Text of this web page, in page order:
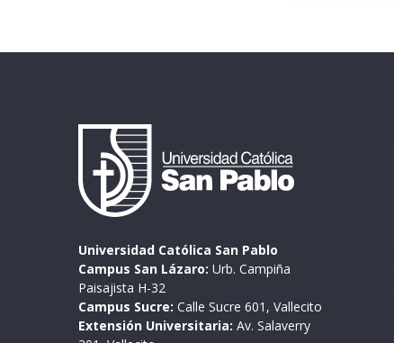
Universidad Católica San Pablo
Campus San Lázaro: Urb. Campiña
Paisajista H-32
Campus Sucre: Calle Sucre 601, Vallecito
Extensión Universitaria: Av. Salaverry